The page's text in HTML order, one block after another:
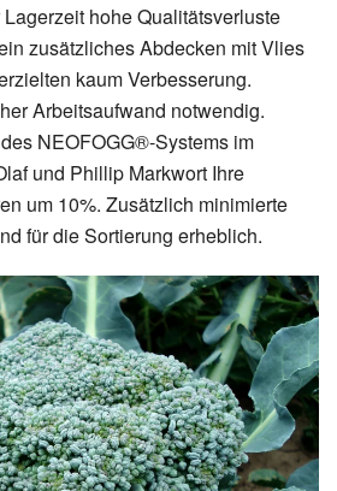
hohe Qualitätsverluste
zusätzliches Abdecken mit Vlies
kaum Verbesserung.
Arbeitsaufwand notwendig.
NEOFOGG®-Systems im
und Phillip Markwort Ihre
um 10%. Zusätzlich minimierte
für die Sortierung erheblich.